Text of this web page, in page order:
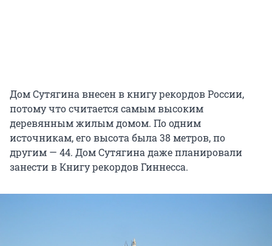
Дом Сутягина внесен в книгу рекордов России,
потому что считается самым высоким
деревянным жилым домом. По одним
источникам, его высота была 38 метров, по
другим — 44. Дом Сутягина даже планировали
занести в Книгу рекордов Гиннесса.